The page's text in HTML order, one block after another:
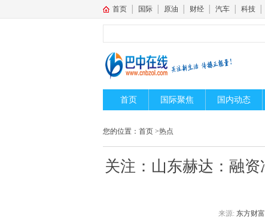
首页 国际 原油 财经 汽车 科技
首页 国际聚焦 国内动态
您的位置： 首页 >热点
关注：山东赫达：融资
来源: 东方财